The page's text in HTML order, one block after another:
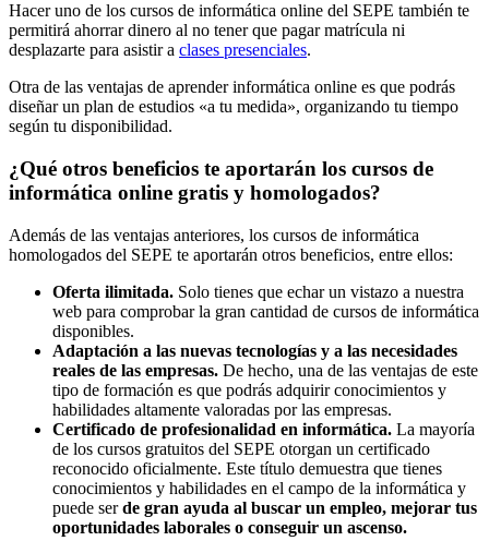
Hacer uno de los cursos de informática online del SEPE también te
permitirá ahorrar dinero al no tener que pagar matrícula ni
desplazarte para asistir a clases presenciales.
Otra de las ventajas de aprender informática online es que podrás
diseñar un plan de estudios «a tu medida», organizando tu tiempo
según tu disponibilidad.
¿Qué otros beneficios te aportarán los cursos de
informática online gratis y homologados?
Además de las ventajas anteriores, los cursos de informática
homologados del SEPE te aportarán otros beneficios, entre ellos:
Oferta ilimitada. Solo tienes que echar un vistazo a nuestra
web para comprobar la gran cantidad de cursos de informática
disponibles.
Adaptación a las nuevas tecnologías y a las necesidades
reales de las empresas. De hecho, una de las ventajas de este
tipo de formación es que podrás adquirir conocimientos y
habilidades altamente valoradas por las empresas.
Certificado de profesionalidad en informática. La mayoría
de los cursos gratuitos del SEPE otorgan un certificado
reconocido oficialmente. Este título demuestra que tienes
conocimientos y habilidades en el campo de la informática y
puede serde gran ayuda al buscar un empleo, mejorar tus
oportunidades laborales o conseguir un ascenso.